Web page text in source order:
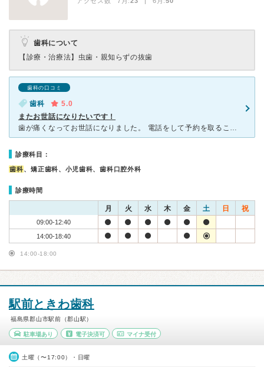
歯科について
【診療・治療法】 虫歯・親知らずの抜歯
歯科の口コミ
歯科
5.0
またお世話になりたいです！
歯が痛くなってお世話になりました。 電話をして予約を取ることができたのでほとんど待つことなく診察していただけました。 親不知が上2本とも虫歯だったようで初めて言ったその日に私の希望で1本抜歯し
診療科目：
歯科、矯正歯科、小児歯科、歯科口腔外科
診療時間
月 火 水 木 金 土 日 祝
09:00-12:40
14:00-18:40
14:00-18:00
駅前ときわ歯科
福島県郡山市駅前（郡山駅）
駐車場あり 電子決済可 マイナ受付
土曜（〜17:00）・日曜